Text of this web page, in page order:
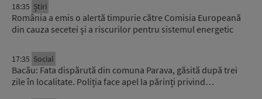
18:35 Știri
România a emis o alertă timpurie către Comisia Europeană
din cauza secetei și a riscurilor pentru sistemul energetic
17:35 Social
Bacău: Fata dispărută din comuna Parava, găsită după trei
zile în localitate. Poliția face apel la părinți privind…